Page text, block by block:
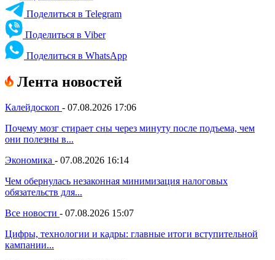
Поделиться в Telegram
Поделиться в Viber
Поделиться в WhatsApp
Лента новостей
Калейдоскоп - 07.08.2026 17:06
Почему мозг стирает сны через минуту после подъема, чем
они полезны в...
Экономика - 07.08.2026 16:14
Чем обернулась незаконная минимизация налоговых
обязательств для...
Все новости - 07.08.2026 15:07
Цифры, технологии и кадры: главные итоги вступительной
кампании...